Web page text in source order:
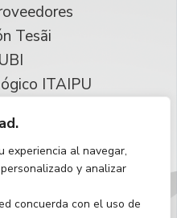
experiencia al navegar,
y analizar
concuerda con el uso de
Tesãi
ITAIPU
los derechos